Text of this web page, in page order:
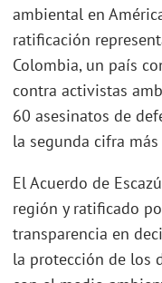
ambiental en
ratificación
Colombia, un país
contra activistas
60 asesinatos de
la segunda cifra
El Acuerdo de
región y ratificado
transparencia en
la protección de los